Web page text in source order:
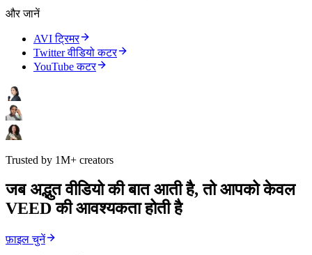
और जानें
AVI ट्रिमर
Twitter वीडियो कटर
YouTube कटर
Trusted by 1M+ creators
जब अद्भुत वीडियो की बात आती है, तो आपको केवल
VEED की आवश्यकता होती है
फ़ाइल चुनें